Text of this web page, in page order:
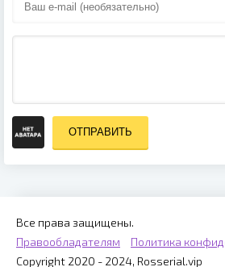
ОТПРАВИТЬ
Все права защищены.
Правообладателям
Политика
Copyright 2020 - 2024, Rosserial.vip